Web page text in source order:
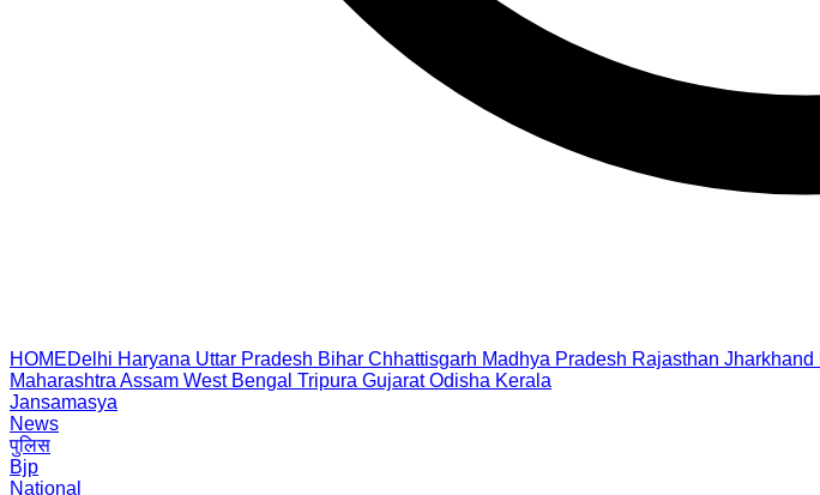
HOMEDelhi Haryana Uttar Pradesh Bihar Chhattisgarh Madhya Pradesh Rajasthan Jharkhand
Maharashtra Assam West Bengal Tripura Gujarat Odisha Kerala
Jansamasya
News
पुलिस
Bjp
National